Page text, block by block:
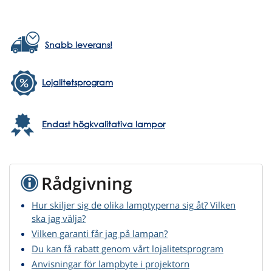
Snabb leverans!
Lojalitetsprogram
Endast högkvalitativa lampor
Rådgivning
Hur skiljer sig de olika lamptyperna sig åt? Vilken
ska jag välja?
Vilken garanti får jag på lampan?
Du kan få rabatt genom vårt lojalitetsprogram
Anvisningar för lampbyte i projektorn